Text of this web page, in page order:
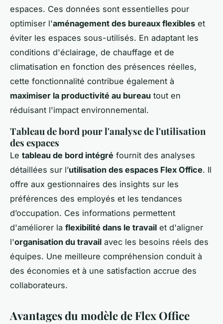
espaces. Ces données sont essentielles pour
optimiser l'aménagement des bureaux flexibles et
éviter les espaces sous-utilisés. En adaptant les
conditions d'éclairage, de chauffage et de
climatisation en fonction des présences réelles,
cette fonctionnalité contribue également à
maximiser la productivité au bureau tout en
réduisant l'impact environnemental.
Tableau de bord pour l'analyse de l'utilisation
des espaces
Le tableau de bord intégré fournit des analyses
détaillées sur l’utilisation des espaces Flex Office. Il
offre aux gestionnaires des insights sur les
préférences des employés et les tendances
d’occupation. Ces informations permettent
d'améliorer la flexibilité dans le travail et d'aligner
l'organisation du travail avec les besoins réels des
équipes. Une meilleure compréhension conduit à
des économies et à une satisfaction accrue des
collaborateurs.
Avantages du modèle de Flex Office